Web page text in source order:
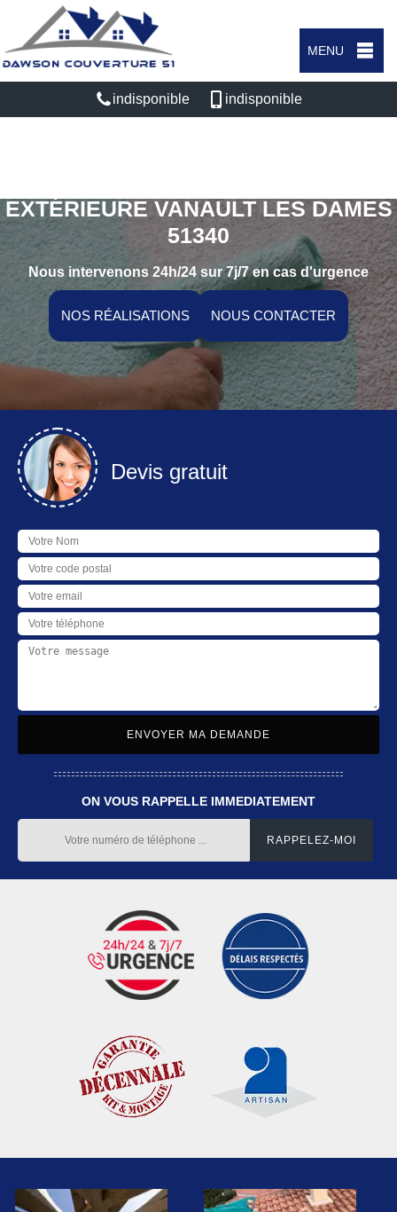
MENU
indisponible indisponible
EXTÉRIEURE VANAULT LES DAMES
51340
Nous intervenons 24h/24 sur 7j/7 en cas d'urgence
NOS RÉALISATIONS NOUS CONTACTER
Devis gratuit
ON VOUS RAPPELLE IMMEDIATEMENT